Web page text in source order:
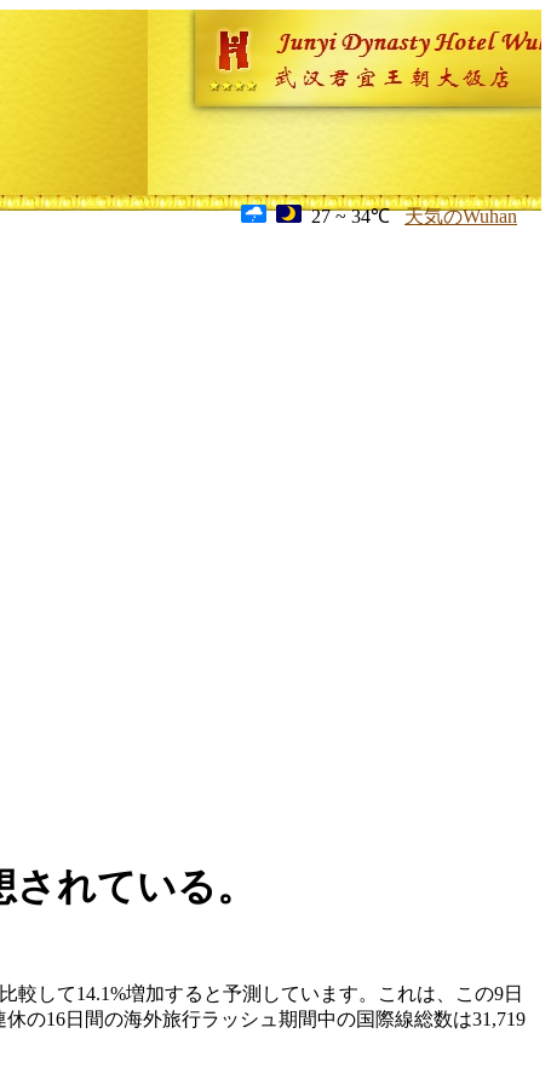
27 ~ 34℃ 天気のWuhan
れている。
して14.1%増加すると予測しています。これは、この9日
の16日間の海外旅行ラッシュ期間中の国際線総数は31,719